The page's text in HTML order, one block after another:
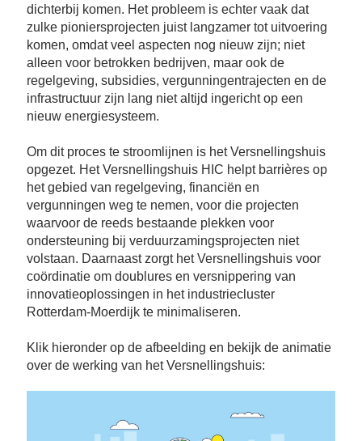
dichterbij komen. Het probleem is echter vaak dat
zulke pioniersprojecten juist langzamer tot uitvoering
komen, omdat veel aspecten nog nieuw zijn; niet
alleen voor betrokken bedrijven, maar ook de
regelgeving, subsidies, vergunningentrajecten en de
infrastructuur zijn lang niet altijd ingericht op een
nieuw energiesysteem.
Om dit proces te stroomlijnen is het Versnellingshuis
opgezet. Het Versnellingshuis HIC helpt barrières op
het gebied van regelgeving, financiën en
vergunningen weg te nemen, voor die projecten
waarvoor de reeds bestaande plekken voor
ondersteuning bij verduurzamingsprojecten niet
volstaan. Daarnaast zorgt het Versnellingshuis voor
coördinatie om doublures en versnippering van
innovatieoplossingen in het industriecluster
Rotterdam-Moerdijk te minimaliseren.
Klik hieronder op de afbeelding en bekijk de animatie
over de werking van het Versnellingshuis: